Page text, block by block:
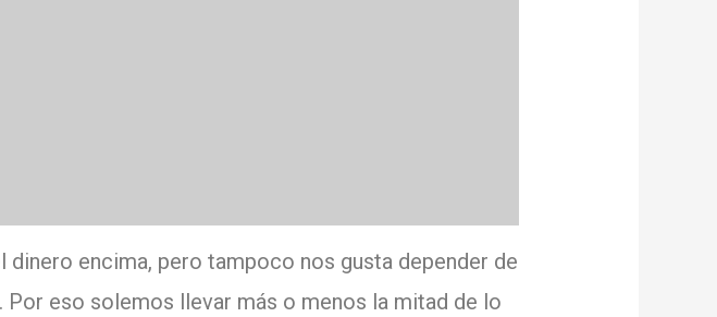
encima, pero tampoco nos gusta depender de
Por eso solemos llevar más o menos la mitad de lo